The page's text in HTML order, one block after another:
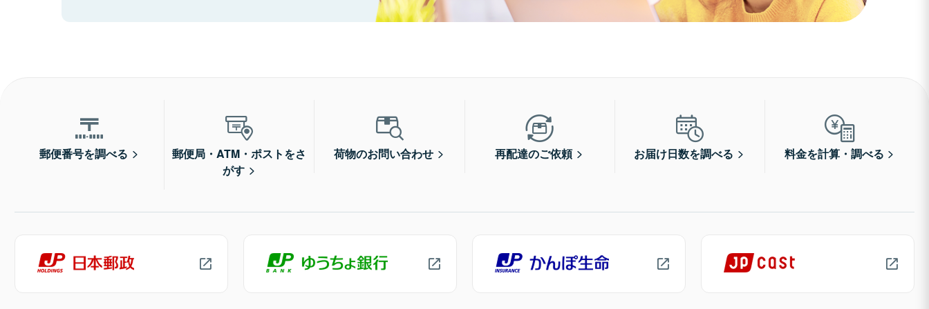
郵便番号を調べる
郵便局・ATM・ポストをさ
がす
荷物のお問い合わせ 再配達のご依頼 お届け日数を調べる 料金を計算・調べる